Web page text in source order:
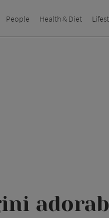
People Health & Diet